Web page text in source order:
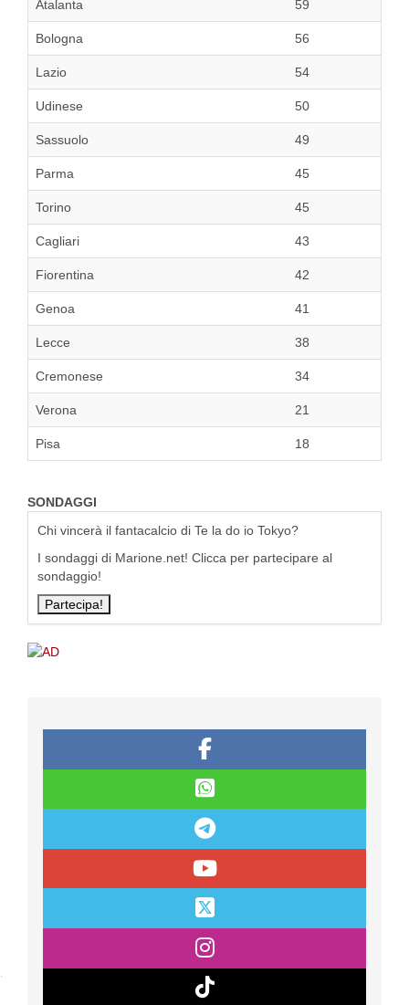
Atalanta 59
Bologna 56
Lazio 54
Udinese 50
Sassuolo 49
Parma 45
Torino 45
Cagliari 43
Fiorentina 42
Genoa 41
Lecce 38
Cremonese 34
Verona 21
Pisa 18
SONDAGGI
Chi vincerà il fantacalcio di Te la do io Tokyo?
I sondaggi di Marione.net! Clicca per partecipare al
sondaggio!